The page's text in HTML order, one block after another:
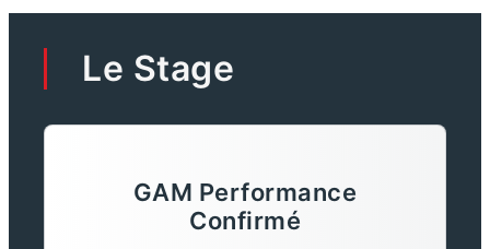
Le Stage
GAM Performance
Confirmé